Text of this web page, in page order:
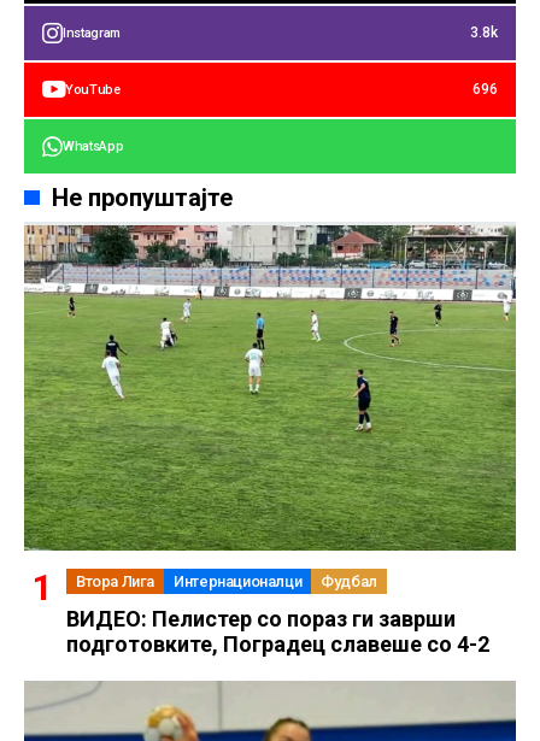
Instagram 3.8k
YouTube 696
WhatsApp
Не пропуштајте
Втора Лига Интернационалци Фудбал
ВИДЕО: Пелистер со пораз ги заврши
подготовките, Поградец славеше со 4-2